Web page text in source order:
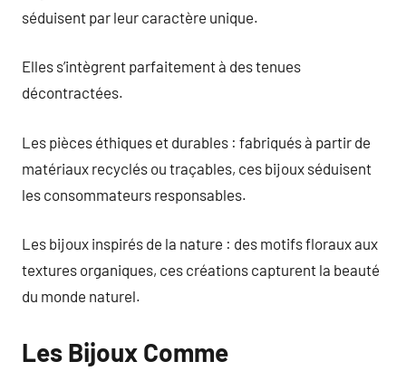
séduisent par leur caractère unique.
Elles s’intègrent parfaitement à des tenues
décontractées.
Les pièces éthiques et durables : fabriqués à partir de
matériaux recyclés ou traçables, ces bijoux séduisent
les consommateurs responsables.
Les bijoux inspirés de la nature : des motifs floraux aux
textures organiques, ces créations capturent la beauté
du monde naturel.
Les Bijoux Comme